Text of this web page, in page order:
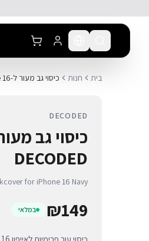
בית חנות כיסוי גב מעור ל-iPhone 16 - כחול נייבי
DECODED
DECODED
for iPhone 16 Navy
₪149 במלאי